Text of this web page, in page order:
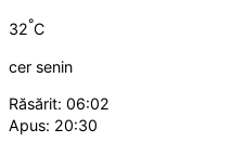
32°C
cer senin
Răsărit: 06:02
Apus: 20:30